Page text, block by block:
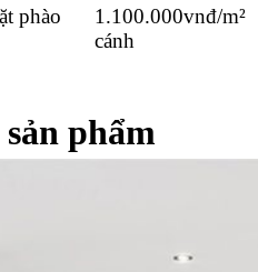
phào
1.100.000vnđ/m²
cánh
phẩm